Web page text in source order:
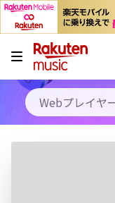
キャンペーン
料金プラン
使い方